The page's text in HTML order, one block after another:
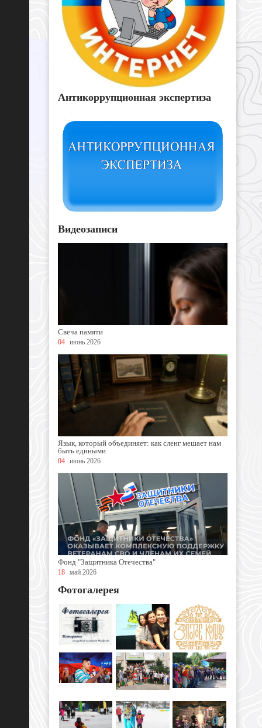
Антикоррупционная экспертиза
Видеозаписи
Свеча памяти
04 июнь 2026
Язык, который объединяет: как сленг мешает нам
быть едиными
04 июнь 2026
Фонд "Защитника Отечества"
18 май 2026
Фотогалерея